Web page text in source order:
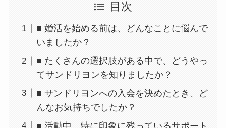
目次
■ 婚活を始める前は、どんなことに悩んで
いましたか？
■ たくさんの選択肢がある中で、どうやっ
てサンドリヨンを知りましたか？
■ サンドリヨンへの入会を決めたとき、ど
んなお気持ちでしたか？
■ 活動中、特に印象に残っているサポート